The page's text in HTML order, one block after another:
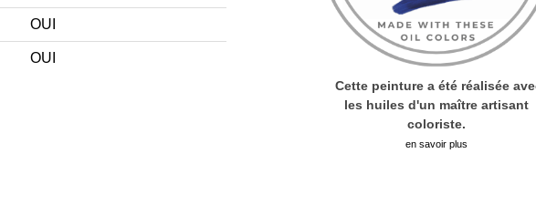
OUI
OUI
Cette peinture a été réalisée
les huiles d'un maître artisant
coloriste.
en savoir plus